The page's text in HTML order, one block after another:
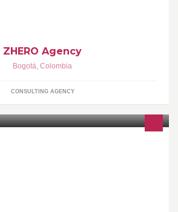
ZHERO Agency
Bogotá, Colombia
CONSULTING AGENCY